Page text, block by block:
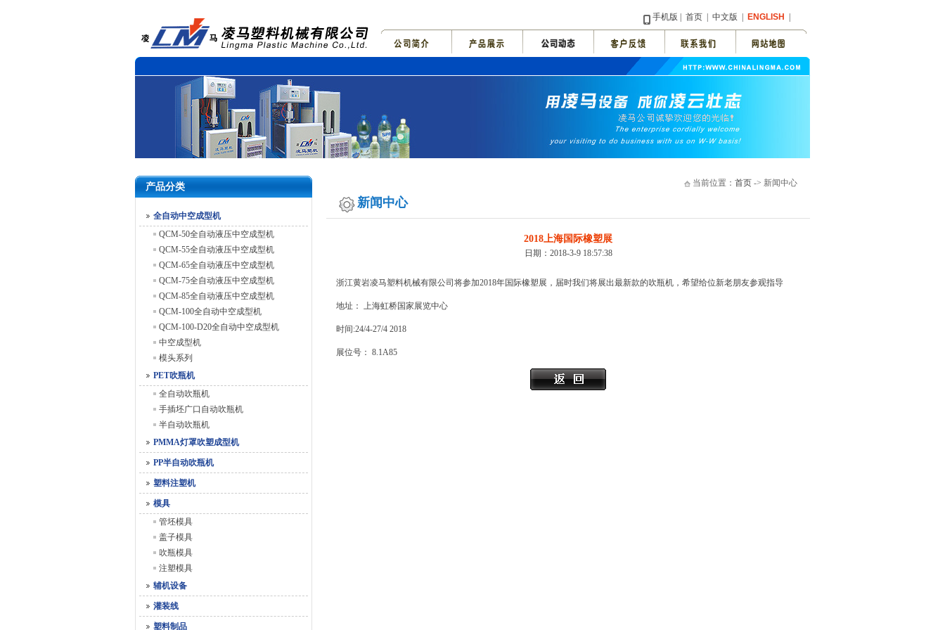
手机版 首页 中文版 ENGLISH
产品分类
全自动中空成型机
QCM-50全自动液压中空成型机
QCM-55全自动液压中空成型机
QCM-65全自动液压中空成型机
QCM-75全自动液压中空成型机
QCM-85全自动液压中空成型机
QCM-100全自动中空成型机
QCM-100-D20全自动中空成型机
中空成型机
模头系列
PET吹瓶机
全自动吹瓶机
手插坯广口自动吹瓶机
半自动吹瓶机
PMMA灯罩吹塑成型机
PP半自动吹瓶机
塑料注塑机
模具
管坯模具
盖子模具
吹瓶模具
注塑模具
辅机设备
灌装线
塑料制品
当前位置： 首页 -> 新闻中心
新闻中心
2018上海国际橡塑展
日期：2018-3-9 18:57:38
浙江黄岩凌马塑料机械有限公司将参加2018年国际橡塑展，届时我们将展出最新款的吹瓶机，希望给位新老朋友参观指导
地址： 上海虹桥国家展览中心
时间:24/4-27/4 2018
展位号： 8.1A85